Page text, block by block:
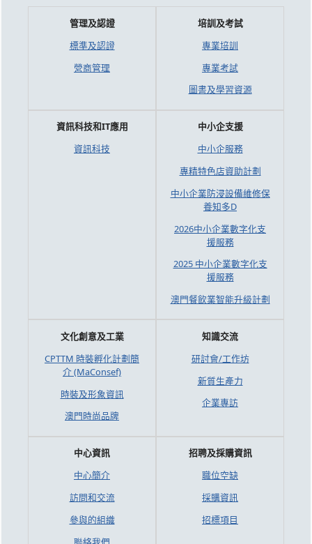
管理及認證
標準及認證
營商管理
培訓及考試
專業培訓
專業考試
圖書及學習資源
資訊科技和IT應用
資訊科技
中小企支援
中小企服務
專精特色店資助計劃
中小企業防浸設備維修保
養知多D
2026中小企業數字化支
援服務
2025 中小企業數字化支
援服務
澳門餐飲業智能升級計劃
文化創意及工業
CPTTM 時裝孵化計劃簡
介 (MaConsef)
時裝及形象資訊
澳門時尚品牌
知識交流
研討會/工作坊
新質生產力
企業專訪
中心資訊
中心簡介
訪問和交流
參與的組織
招聘及採購資訊
職位空缺
採購資訊
招標項目